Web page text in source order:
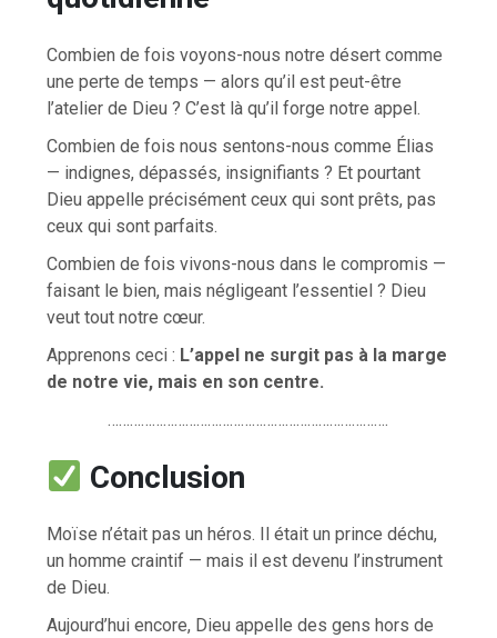
Combien de fois voyons-nous notre désert comme
une perte de temps — alors qu’il est peut-être
l’atelier de Dieu ? C’est là qu’il forge notre appel.
Combien de fois nous sentons-nous comme Élias
— indignes, dépassés, insignifiants ? Et pourtant
Dieu appelle précisément ceux qui sont prêts, pas
ceux qui sont parfaits.
Combien de fois vivons-nous dans le compromis —
faisant le bien, mais négligeant l’essentiel ? Dieu
veut tout notre cœur.
Apprenons ceci : L’appel ne surgit pas à la marge
de notre vie, mais en son centre.
………………………………………………………………….
Conclusion
Moïse n’était pas un héros. Il était un prince déchu,
un homme craintif — mais il est devenu l’instrument
de Dieu.
Aujourd’hui encore, Dieu appelle des gens hors de